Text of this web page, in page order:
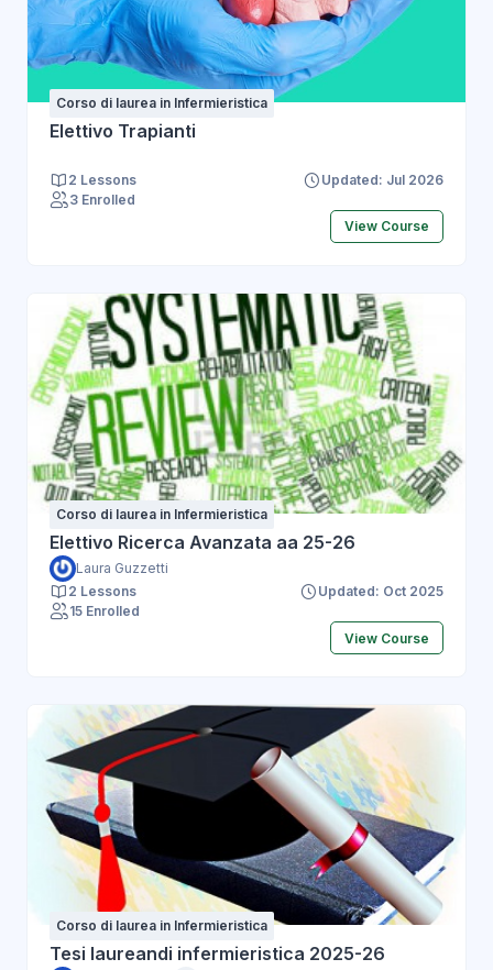
Corso di laurea in Infermieristica
Elettivo Trapianti
2 Lessons
Updated: Jul 2026
3 Enrolled
View Course
Corso di laurea in Infermieristica
Elettivo Ricerca Avanzata aa 25-26
Laura Guzzetti
2 Lessons
Updated: Oct 2025
15 Enrolled
View Course
Corso di laurea in Infermieristica
Tesi laureandi infermieristica 2025-26